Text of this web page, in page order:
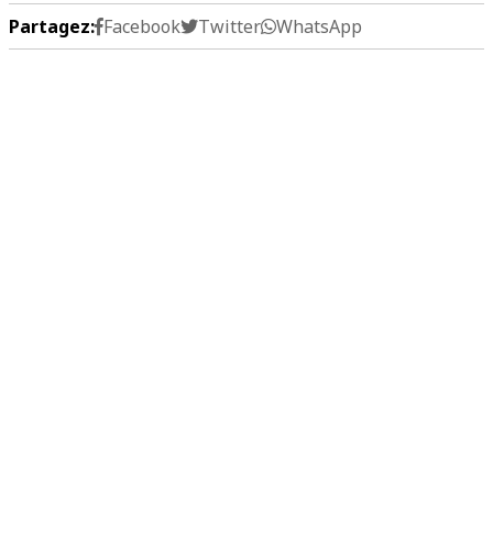
Partagez: Facebook Twitter WhatsApp